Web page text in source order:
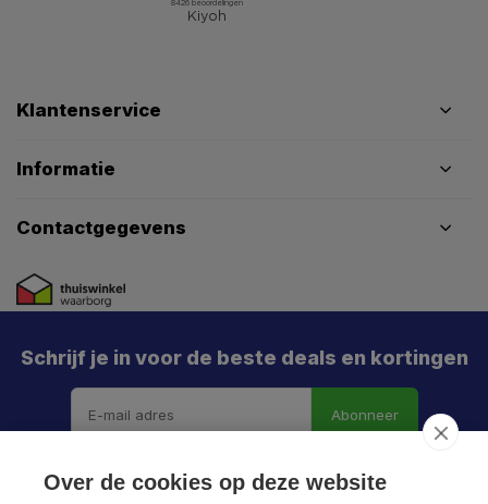
Klantenservice
Informatie
Contactgegevens
Schrijf je in voor de beste deals en kortingen
Abonneer
Over de cookies op deze website